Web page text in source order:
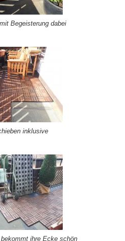
Begeisterung dabei
inklusive
ihre Ecke schön